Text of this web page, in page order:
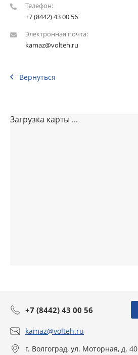
Телефон:
+7 (8442) 43 00 56
Электронная почта:
kamaz@volteh.ru
Вернуться
Загрузка карты ...
+7 (8442) 43 00 56
kamaz@volteh.ru
г. Волгоград, ул. Моторная, д. 40